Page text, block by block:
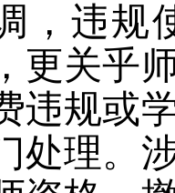
，违规
更关乎
违规或
处理。